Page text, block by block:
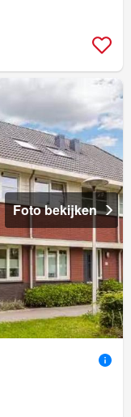
Foto bekijken